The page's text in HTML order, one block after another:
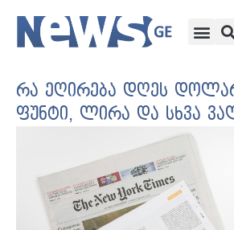
რა ეღირება დღეს
ფუნტი, ლირა და სხვა